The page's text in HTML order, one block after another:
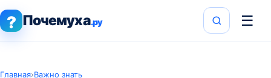
? Почемуха.ру ☰
Главная›Важно знать